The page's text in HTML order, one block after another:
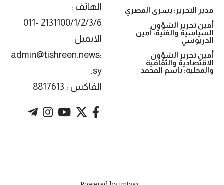
مدير التحرير: يسرى المصري
أمين تحرير الشؤون
السياسية والفنية: أمين
الدريوسي
أمين تحرير الشؤون
الاقتصادية والثقافية
والمحلية: باسم المحمد
الهاتف :
2131100/1/2/3/6 -011
الايميل
:admin@tishreen.news
.sy
الفاكس : 8817613